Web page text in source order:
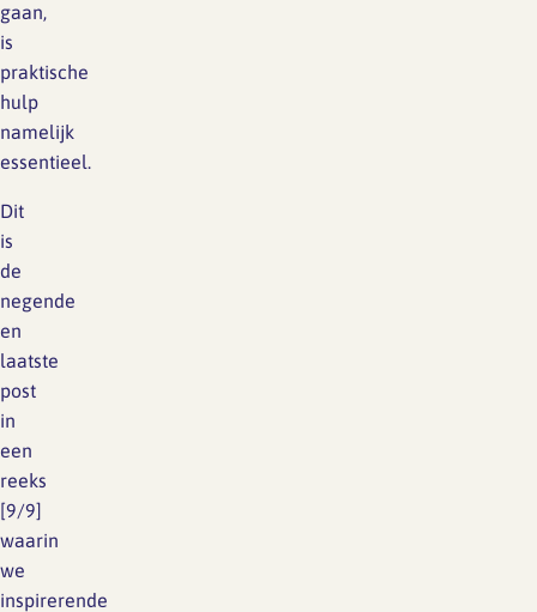
gaan,
is
praktische
hulp
namelijk
essentieel.
Dit
is
de
negende
en
laatste
post
in
een
reeks
[9/9]
waarin
we
inspirerende